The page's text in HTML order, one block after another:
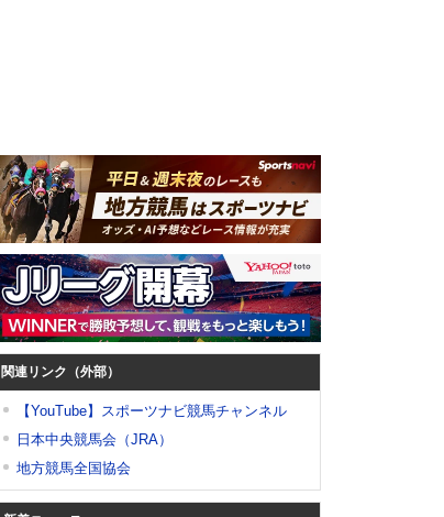
関連リンク（外部）
【YouTube】スポーツナビ競馬チャンネル
日本中央競馬会（JRA）
地方競馬全国協会